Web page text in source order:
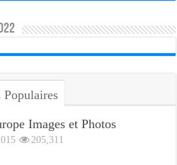
Populaires
Images et Photos
205,311